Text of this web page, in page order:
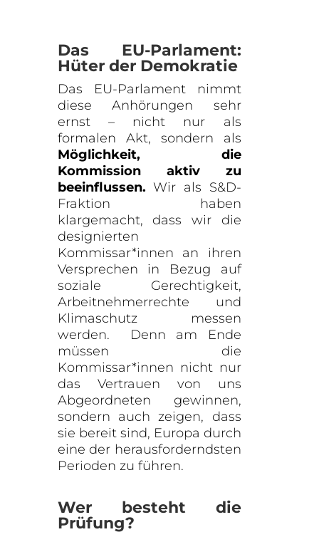
Das EU-Parlament:
Hüter der Demokratie
Das EU-Parlament nimmt
diese Anhörungen sehr
ernst – nicht nur als
formalen Akt, sondern als
Möglichkeit, die
Kommission aktiv zu
beeinflussen. Wir als S&D-
Fraktion haben
klargemacht, dass wir die
designierten
Kommissar*innen an ihren
Versprechen in Bezug auf
soziale Gerechtigkeit,
Arbeitnehmerrechte und
Klimaschutz messen
werden. Denn am Ende
müssen die
Kommissar*innen nicht nur
das Vertrauen von uns
Abgeordneten gewinnen,
sondern auch zeigen, dass
sie bereit sind, Europa durch
eine der herausforderndsten
Perioden zu führen.
Wer besteht die
Prüfung?